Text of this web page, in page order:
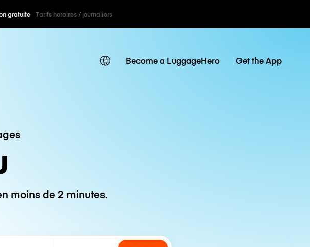
Tarifs horaires / journaliers
Become a LuggageHero Get the App
moins de 2 minutes.